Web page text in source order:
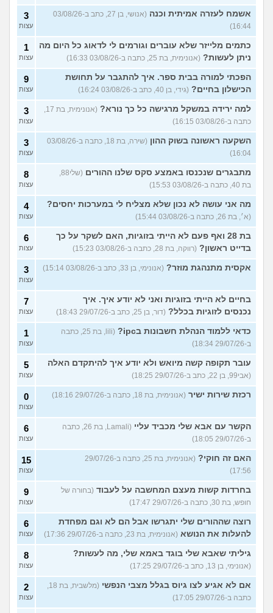
אשמח לעזרה אמיתית וכנה
(אנושי, בן 27, כתב ב-03/08/26
16:44)
3
עצות
כתמים מלייזר שלא עוברים וגורמים לי לדאוג כל היום מה
ניתן לעשות? (אנונימית, בת 25, כתבה ב-03/08/26 16:33)
1
עצות
הפכתי למורה בבית ספר. איך להתגבר על תחושת
הכישלון בחיים? (גידי, בן 40, כתב ב-03/08/26 16:24)
9
עצות
למה ירידה במשקל מרגישה כל כך נורא?
(אנונימית, בת 17,
כתבה ב-03/08/26 16:15)
3
עצות
השקעה ראשונה בשוק ההון
(שירה, בת 18, כתבה ב-03/08/26
16:04)
3
עצות
מתבגרים שנכנסו באמצע סקס שלנו ההורים
(שלי88,
בת 40, כתבה ב-03/08/26 15:53)
8
עצות
מה אני עושה לא נכון שלא מצליח לי במערכות יחסים?
(א׳, בת 26, כתבה ב-03/08/26 15:44)
4
עצות
בת 28 ואף פעם לא הייתי בזוגיות, האם לשקר על כך
בדייט ראשון? (רווקה, בת 28, כתבה ב-03/08/26 15:23)
6
עצות
אקסית מתנהגת מוזר? (אנונימי, בן 33, כתב ב-03/08/26 15:14) 3
עצות
בחיים לא הייתי בזוגיות ואני לא יודע איך. איך
נכנסים לזוגיות בכלל? (דור, בן 25, כתב ב-29/07/26 18:43)
7
עצות
כדאי ללמוד הנהלת חשבונות בipc?
(lili, בת 25, כתבה
ב-29/07/26 18:34)
1
עצות
עובר תקופה קשה מיואש ולא יודע איך להיתקדם האלה
(אבי99, בן 22, כתב ב-29/07/26 18:25)
5
עצות
רכזת שירות ישיר (אנונימית, בת 18, כתבה ב-29/07/26 18:16) 0
עצות
הקשר עם אבא שלי מכביד עליי
(Lamali, בת 26, כתבה
ב-29/07/26 18:05)
6
עצות
האם זה חוקי?
(אנונימית, בת 25, כתבה ב-29/07/26
17:56)
15
עצות
בחרדות קשות מעצם המחשבה על לעבוד (בחורה של
חופש, בת 30, כתבה ב-29/07/26 17:47)
9
עצות
רוצה שההורים שלי יתגרשו אבל הם לא וגם מפחדת
להעלות את הנושא (אנונימית, בת 23, כתבה ב-29/07/26 17:36)
6
עצות
גיליתי שאבא שלי בוגד באמא שלי, מה לעשות?
(אנונימי, בן 13, כתב ב-29/07/26 17:25)
8
עצות
אם לא אגיע לצו גיוס בגלל מצבי הנפשי
(מלשבית, בת 18,
כתבה ב-29/07/26 17:05)
2
עצות